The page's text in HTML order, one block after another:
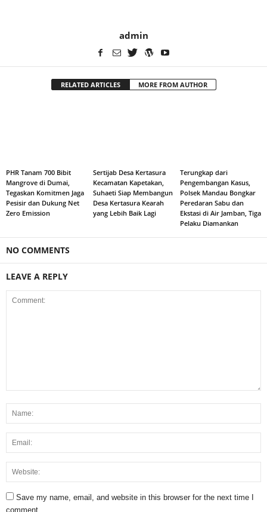
admin
RELATED ARTICLES MORE FROM AUTHOR
PHR Tanam 700 Bibit
Mangrove di Dumai,
Tegaskan Komitmen Jaga
Pesisir dan Dukung Net
Zero Emission
Sertijab Desa Kertasura
Kecamatan Kapetakan,
Suhaeti Siap Membangun
Desa Kertasura Kearah
yang Lebih Baik Lagi
Terungkap dari
Pengembangan Kasus,
Polsek Mandau Bongkar
Peredaran Sabu dan
Ekstasi di Air Jamban, Tiga
Pelaku Diamankan
NO COMMENTS
LEAVE A REPLY
Save my name, email, and website in this browser for the next time I
comment.